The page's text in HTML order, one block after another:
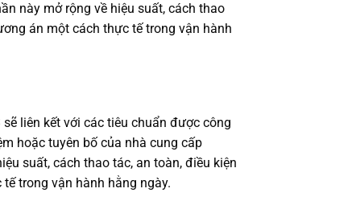
này mở rộng về hiệu suất, cách thao
án một cách thực tế trong vận hành
liên kết với các tiêu chuẩn được công
hoặc tuyên bố của nhà cung cấp
suất, cách thao tác, an toàn, điều kiện
trong vận hành hằng ngày.